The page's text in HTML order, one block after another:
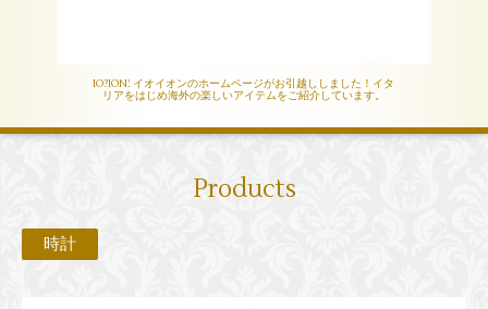
IO?ION! イオイオンのホームページがお引越ししました！イタ
リアをはじめ海外の楽しいアイテムをご紹介しています。
Products
時計